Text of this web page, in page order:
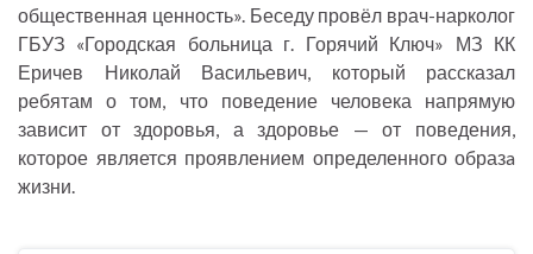
общественная ценность». Беседу провёл врач-нарколог
ГБУЗ «Городская больница г. Горячий Ключ» МЗ КК
Еричев Николай Васильевич, который рассказал
ребятам о том, что поведение человека напрямую
зависит от здоровья, а здоровье — от поведения,
которое является проявлением определенного образa
жизни.